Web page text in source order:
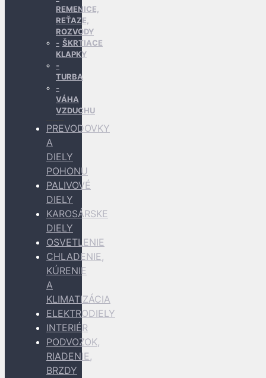
REMENICE,
REŤAZE,
ROZVODY
ŠKRTIACE
KLAPKY
TURBA
VÁHA
VZDUCHU
PREVODOVKY
A
DIELY
POHONU
PALIVOVÉ
DIELY
KAROSÁRSKE
DIELY
OSVETLENIE
CHLADENIE,
KÚRENIE
A
KLIMATIZÁCIA
ELEKTRODIELY
INTERIÉR
PODVOZOK,
RIADENIE,
BRZDY